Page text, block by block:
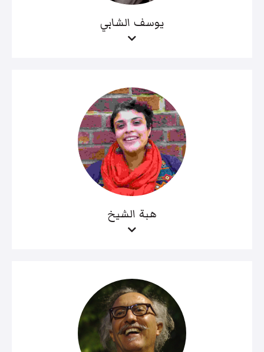
يوسف الشابي
هبة الشيخ